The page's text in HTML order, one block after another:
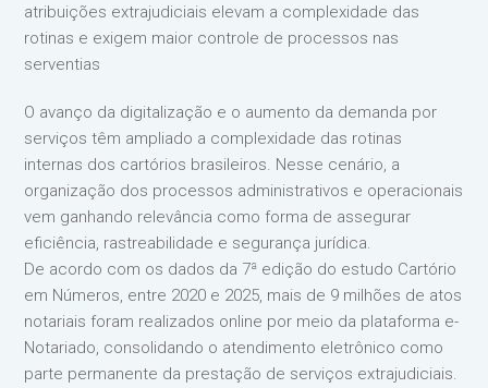
atribuições extrajudiciais elevam a complexidade das
rotinas e exigem maior controle de processos nas
serventias
O avanço da digitalização e o aumento da demanda por
serviços têm ampliado a complexidade das rotinas
internas dos cartórios brasileiros. Nesse cenário, a
organização dos processos administrativos e operacionais
vem ganhando relevância como forma de assegurar
eficiência, rastreabilidade e segurança jurídica.
De acordo com os dados da 7ª edição do estudo Cartório
em Números, entre 2020 e 2025, mais de 9 milhões de atos
notariais foram realizados online por meio da plataforma e-
Notariado, consolidando o atendimento eletrônico como
parte permanente da prestação de serviços extrajudiciais.